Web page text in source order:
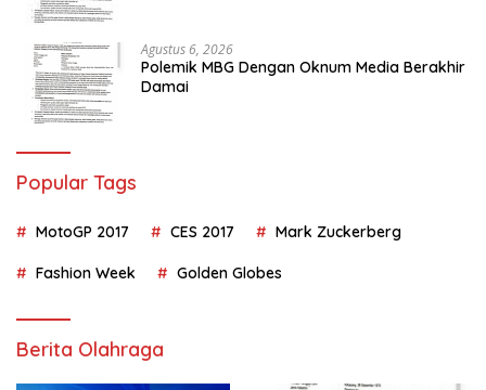
Agustus 6, 2026
Polemik MBG Dengan Oknum Media Berakhir
Damai
Popular Tags
MotoGP 2017 CES 2017 Mark Zuckerberg
Fashion Week Golden Globes
Berita Olahraga